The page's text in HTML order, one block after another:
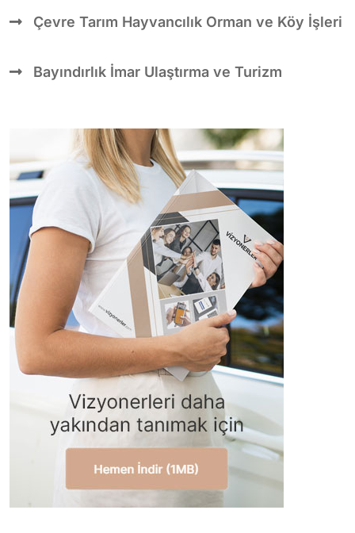
Çevre Tarım Hayvancılık Orman ve Köy İşleri
Bayındırlık İmar Ulaştırma ve Turizm